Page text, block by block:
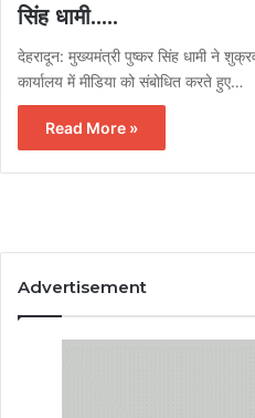
सिंह धामी…..
देहरादून: मुख्यमंत्री पुष्कर सिंह धामी ने
कार्यालय में मीडिया को संबोधित करते हुए…
Read More »
Advertisement